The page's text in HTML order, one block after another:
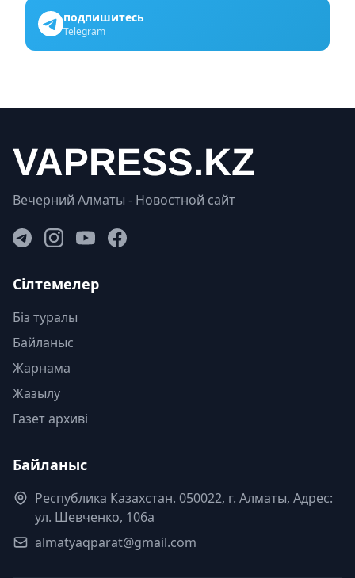
подпишитесь
Telegram
Вечерний Алматы - Новостной сайт
Сілтемелер
Біз туралы
Байланыс
Жарнама
Жазылу
Газет архиві
Байланыс
Республика Казахстан. 050022, г. Алматы, Адрес:
ул. Шевченко, 106а
almatyaqparat@gmail.com